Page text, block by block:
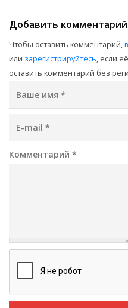
Добавить комментарий
Чтобы оставить комментарий,
или зарегистрируйтесь , если
оставить комментарий без
Комментарий *